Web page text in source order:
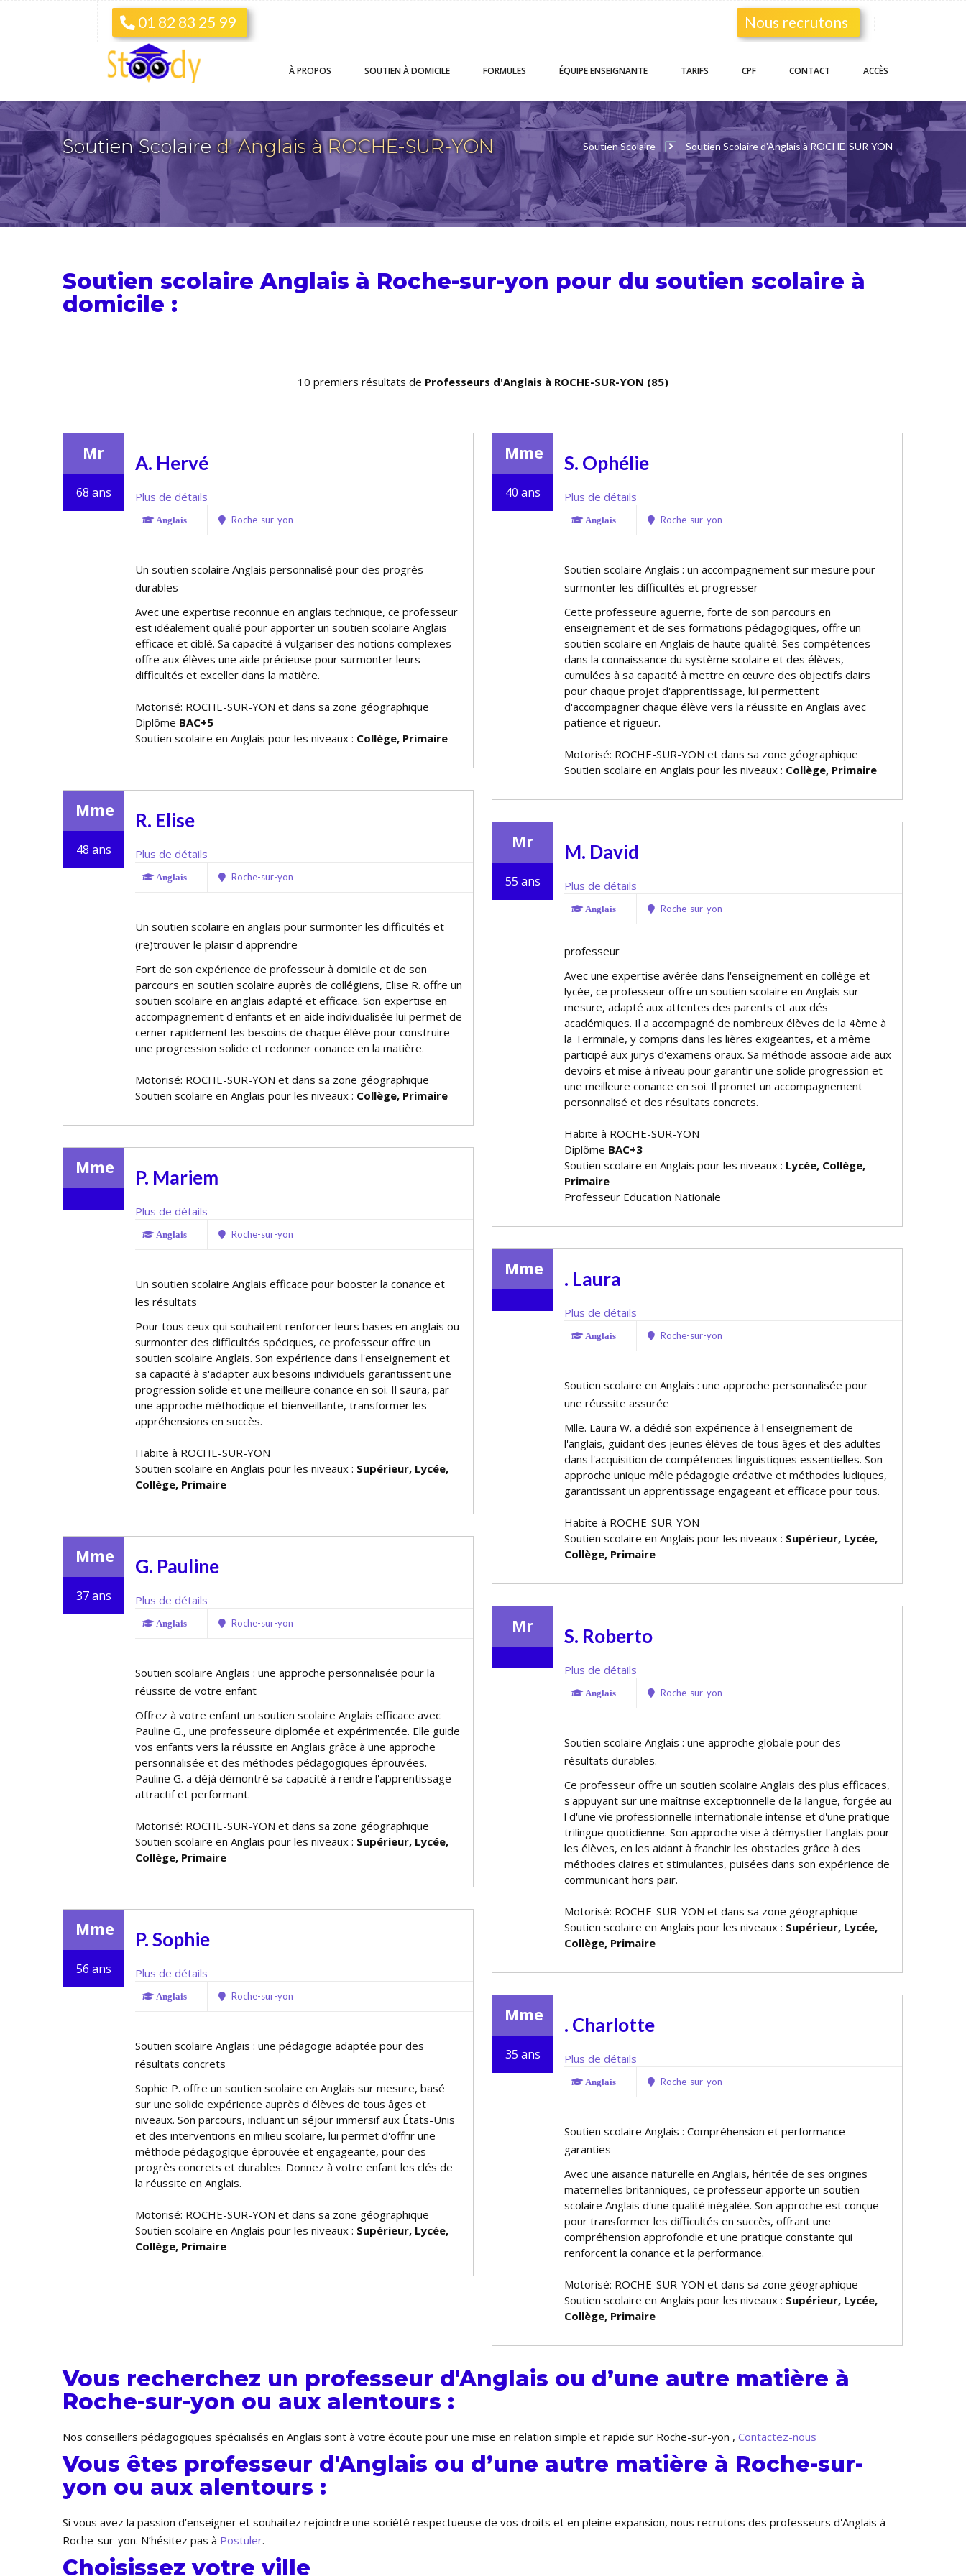
01 82 83 25 99 Nous recrutons
À PROPOS SOUTIENÀ DOMICILE FORMULES ÉQUIPEENSEIGNANTE TARIFS CPF CONTACT ACCÈS
Soutien Scolaired' Anglais à ROCHE-SUR-YON Soutien Scolaire Soutien Scolaire d'Anglais à ROCHE-SUR-YON
Soutien scolaire Anglais à Roche-sur-yon pour du soutien scolaire à
domicile :
10 premiers résultats de Professeurs d'Anglais à ROCHE-SUR-YON (85)
Mr
68 ans
A. Hervé
Plus de détails
Anglais Roche-sur-yon
Un soutien scolaire Anglais personnalisé pour des progrès
durables
Avec une expertise reconnue en anglais technique, ce professeur
est idéalement qualifié pour apporter un soutien scolaire Anglais
efficace et ciblé. Sa capacité à vulgariser des notions complexes
offre aux élèves une aide précieuse pour surmonter leurs
difficultés et exceller dans la matière.
Motorisé: ROCHE-SUR-YON et dans sa zone géographique
Diplôme BAC+5
Soutien scolaire en Anglais pour les niveaux : Collège, Primaire
Mme
40 ans
S. Ophélie
Plus de détails
Anglais Roche-sur-yon
Soutien scolaire Anglais : un accompagnement sur mesure pour
surmonter les difficultés et progresser
Cette professeure aguerrie, forte de son parcours en
enseignement et de ses formations pédagogiques, offre un
soutien scolaire en Anglais de haute qualité. Ses compétences
dans la connaissance du système scolaire et des élèves,
cumulées à sa capacité à mettre en œuvre des objectifs clairs
pour chaque projet d'apprentissage, lui permettent
d'accompagner chaque élève vers la réussite en Anglais avec
patience et rigueur.
Motorisé: ROCHE-SUR-YON et dans sa zone géographique
Soutien scolaire en Anglais pour les niveaux : Collège, Primaire
Mme
48 ans
R. Elise
Plus de détails
Anglais Roche-sur-yon
Un soutien scolaire en anglais pour surmonter les difficultés et
(re)trouver le plaisir d'apprendre
Fort de son expérience de professeur à domicile et de son
parcours en soutien scolaire auprès de collégiens, Elise R. offre un
soutien scolaire en anglais adapté et efficace. Son expertise en
accompagnement d'enfants et en aide individualisée lui permet de
cerner rapidement les besoins de chaque élève pour construire
une progression solide et redonner confiance en la matière.
Motorisé: ROCHE-SUR-YON et dans sa zone géographique
Soutien scolaire en Anglais pour les niveaux : Collège, Primaire
Mr
55 ans
M. David
Plus de détails
Anglais Roche-sur-yon
professeur
Avec une expertise avérée dans l'enseignement en collège et
lycée, ce professeur offre un soutien scolaire en Anglais sur
mesure, adapté aux attentes des parents et aux défis
académiques. Il a accompagné de nombreux élèves de la 4ème à
la Terminale, y compris dans les filières exigeantes, et a même
participé aux jurys d'examens oraux. Sa méthode associe aide aux
devoirs et mise à niveau pour garantir une solide progression et
une meilleure confiance en soi. Il promet un accompagnement
personnalisé et des résultats concrets.
Habite à ROCHE-SUR-YON
Diplôme BAC+3
Soutien scolaire en Anglais pour les niveaux : Lycée, Collège,
Primaire
Professeur Education Nationale
Mme P. Mariem
Plus de détails
Anglais Roche-sur-yon
Un soutien scolaire Anglais efficace pour booster la confiance et
les résultats
Pour tous ceux qui souhaitent renforcer leurs bases en anglais ou
surmonter des difficultés spécifiques, ce professeur offre un
soutien scolaire Anglais. Son expérience dans l'enseignement et
sa capacité à s'adapter aux besoins individuels garantissent une
progression solide et une meilleure confiance en soi. Il saura, par
une approche méthodique et bienveillante, transformer les
appréhensions en succès.
Habite à ROCHE-SUR-YON
Soutien scolaire en Anglais pour les niveaux : Supérieur, Lycée,
Collège, Primaire
Mme . Laura
Plus de détails
Anglais Roche-sur-yon
Soutien scolaire en Anglais : une approche personnalisée pour
une réussite assurée
Mlle. Laura W. a dédié son expérience à l'enseignement de
l'anglais, guidant des jeunes élèves de tous âges et des adultes
dans l'acquisition de compétences linguistiques essentielles. Son
approche unique mêle pédagogie créative et méthodes ludiques,
garantissant un apprentissage engageant et efficace pour tous.
Habite à ROCHE-SUR-YON
Soutien scolaire en Anglais pour les niveaux : Supérieur, Lycée,
Collège, Primaire
Mme
37 ans
G. Pauline
Plus de détails
Anglais Roche-sur-yon
Soutien scolaire Anglais : une approche personnalisée pour la
réussite de votre enfant
Offrez à votre enfant un soutien scolaire Anglais efficace avec
Pauline G., une professeure diplomée et expérimentée. Elle guide
vos enfants vers la réussite en Anglais grâce à une approche
personnalisée et des méthodes pédagogiques éprouvées.
Pauline G. a déjà démontré sa capacité à rendre l'apprentissage
attractif et performant.
Motorisé: ROCHE-SUR-YON et dans sa zone géographique
Soutien scolaire en Anglais pour les niveaux : Supérieur, Lycée,
Collège, Primaire
Mr S. Roberto
Plus de détails
Anglais Roche-sur-yon
Soutien scolaire Anglais : une approche globale pour des
résultats durables.
Ce professeur offre un soutien scolaire Anglais des plus efficaces,
s'appuyant sur une maîtrise exceptionnelle de la langue, forgée au
fil d'une vie professionnelle internationale intense et d'une pratique
trilingue quotidienne. Son approche vise à démystifier l'anglais pour
les élèves, en les aidant à franchir les obstacles grâce à des
méthodes claires et stimulantes, puisées dans son expérience de
communicant hors pair.
Motorisé: ROCHE-SUR-YON et dans sa zone géographique
Soutien scolaire en Anglais pour les niveaux : Supérieur, Lycée,
Collège, Primaire
Mme
56 ans
P. Sophie
Plus de détails
Anglais Roche-sur-yon
Soutien scolaire Anglais : une pédagogie adaptée pour des
résultats concrets
Sophie P. offre un soutien scolaire en Anglais sur mesure, basé
sur une solide expérience auprès d'élèves de tous âges et
niveaux. Son parcours, incluant un séjour immersif aux États-Unis
et des interventions en milieu scolaire, lui permet d'offrir une
méthode pédagogique éprouvée et engageante, pour des
progrès concrets et durables. Donnez à votre enfant les clés de
la réussite en Anglais.
Motorisé: ROCHE-SUR-YON et dans sa zone géographique
Soutien scolaire en Anglais pour les niveaux : Supérieur, Lycée,
Collège, Primaire
Mme
35 ans
. Charlotte
Plus de détails
Anglais Roche-sur-yon
Soutien scolaire Anglais : Compréhension et performance
garanties
Avec une aisance naturelle en Anglais, héritée de ses origines
maternelles britanniques, ce professeur apporte un soutien
scolaire Anglais d'une qualité inégalée. Son approche est conçue
pour transformer les difficultés en succès, offrant une
compréhension approfondie et une pratique constante qui
renforcent la confiance et la performance.
Motorisé: ROCHE-SUR-YON et dans sa zone géographique
Soutien scolaire en Anglais pour les niveaux : Supérieur, Lycée,
Collège, Primaire
Vous recherchez un professeur d'Anglais ou d’une autre matière à
Roche-sur-yon ou aux alentours :
Nos conseillers pédagogiques spécialisés en Anglais sont à votre écoute pour une mise en relation simple et rapide sur Roche-sur-yon , Contactez-nous
Vous êtes professeur d'Anglais ou d’une autre matière à Roche-sur-
yon ou aux alentours :
Si vous avez la passion d’enseigner et souhaitez rejoindre une société respectueuse de vos droits et en pleine expansion, nous recrutons des professeurs d'Anglais à
Roche-sur-yon. N’hésitez pas à Postuler.
Choisissez votre ville